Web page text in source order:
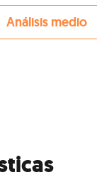
Análisis medio